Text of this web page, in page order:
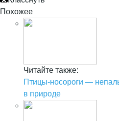
Похожее
Читайте также:
Птицы-носороги —
в природе